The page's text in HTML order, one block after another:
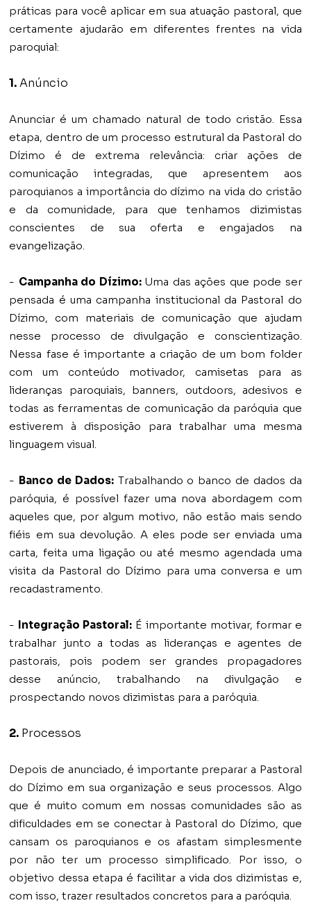
práticas para você aplicar em sua atuação pastoral, que
certamente ajudarão em diferentes frentes na vida
paroquial:
1. Anúncio
Anunciar é um chamado natural de todo cristão. Essa
etapa, dentro de um processo estrutural da Pastoral do
Dízimo é de extrema relevância: criar ações de
comunicação integradas, que apresentem aos
paroquianos a importância do dízimo na vida do cristão
e da comunidade, para que tenhamos dizimistas
conscientes de sua oferta e engajados na
evangelização.
- Campanha do Dízimo: Uma das ações que pode ser
pensada é uma campanha institucional da Pastoral do
Dízimo, com materiais de comunicação que ajudam
nesse processo de divulgação e conscientização.
Nessa fase é importante a criação de um bom folder
com um conteúdo motivador, camisetas para as
lideranças paroquiais, banners, outdoors, adesivos e
todas as ferramentas de comunicação da paróquia que
estiverem à disposição para trabalhar uma mesma
linguagem visual.
- Banco de Dados:Trabalhando o banco de dados da
paróquia, é possível fazer uma nova abordagem com
aqueles que, por algum motivo, não estão mais sendo
fiéis em sua devolução. A eles pode ser enviada uma
carta, feita uma ligação ou até mesmo agendada uma
visita da Pastoral do Dízimo para uma conversa e um
recadastramento.
- Integração Pastoral: É importante motivar, formar e
trabalhar junto a todas as lideranças e agentes de
pastorais, pois podem ser grandes propagadores
desse anúncio, trabalhando na divulgação e
prospectando novos dizimistas para a paróquia.
2. Processos
Depois de anunciado, é importante preparar a Pastoral
do Dízimo em sua organização e seus processos. Algo
que é muito comum em nossas comunidades são as
dificuldades em se conectar à Pastoral do Dízimo, que
cansam os paroquianos e os afastam simplesmente
por não ter um processo simplificado. Por isso, o
objetivo dessa etapa é facilitar a vida dos dizimistas e,
com isso, trazer resultados concretos para a paróquia.